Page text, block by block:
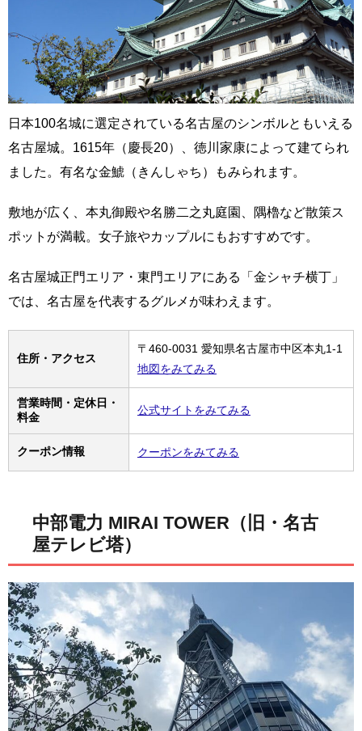
日本100名城に選定されている名古屋のシンボルともいえる
名古屋城。1615年（慶長20）、徳川家康によって建てられ
ました。有名な金鯱（きんしゃち）もみられます。
敷地が広く、本丸御殿や名勝二之丸庭園、隅櫓など散策ス
ポットが満載。女子旅やカップルにもおすすめです。
名古屋城正門エリア・東門エリアにある「金シャチ横丁」
では、名古屋を代表するグルメが味わえます。
住所・アクセス
〒460-0031 愛知県名古屋市中区本丸1-1
地図をみてみる
営業時間・定休日・
料金
公式サイトをみてみる
クーポン情報 クーポンをみてみる
中部電力 MIRAI TOWER（旧・名古
屋テレビ塔）